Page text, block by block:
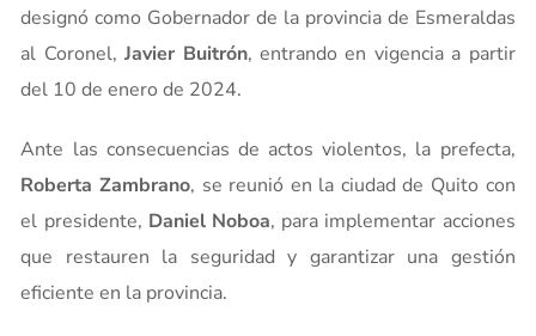
designó como Gobernador de la provincia de Esmeraldas
al Coronel,Javier Buitrón, entrando en vigencia a partir
del 10 de enero de 2024.
Ante las consecuencias de actos violentos, la prefecta,
Roberta Zambrano, se reunió en la ciudad de Quito con
el presidente, Daniel Noboa, para implementar acciones
que restauren la seguridad y garantizar una gestión
eficiente en la provincia.